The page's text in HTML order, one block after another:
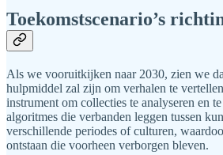
Toekomstscenario’s
Als we vooruitkijken naar 2030, zien we
hulpmiddel zal zijn om verhalen te
instrument om collecties te analyseren en
algoritmes die verbanden leggen tussen
verschillende periodes of culturen,
ontstaan die voorheen verborgen bleven.